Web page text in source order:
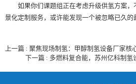
如果你们课题组正在考虑升级供氢方案
景化定制服务，或许能发现一个被忽略已久的
上一篇 : 聚焦现场制氢：甲醇制氢设备厂家核
下一篇 : 多燃料复合能，苏州亿科制